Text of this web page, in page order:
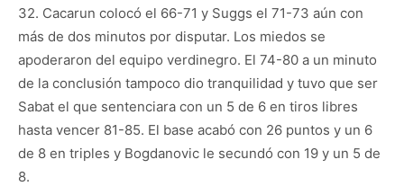
32. Cacarun colocó el 66-71 y Suggs el 71-73 aún con
más de dos minutos por disputar. Los miedos se
apoderaron del equipo verdinegro. El 74-80 a un minuto
de la conclusión tampoco dio tranquilidad y tuvo que ser
Sabat el que sentenciara con un 5 de 6 en tiros libres
hasta vencer 81-85. El base acabó con 26 puntos y un 6
de 8 en triples y Bogdanovic le secundó con 19 y un 5 de
8.